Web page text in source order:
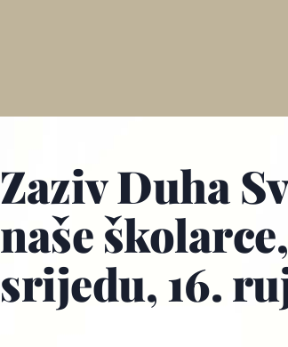
Zaziv Duha
naše
srijedu, 16.